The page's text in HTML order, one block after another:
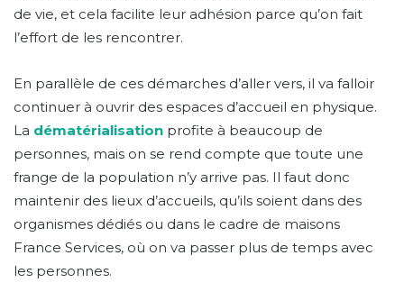
de vie, et cela facilite leur adhésion parce qu’on fait
l’effort de les rencontrer.
En parallèle de ces démarches d’aller vers, il va falloir
continuer à ouvrir des espaces d’accueil en physique.
La dématérialisation profite à beaucoup de
personnes, mais on se rend compte que toute une
frange de la population n’y arrive pas. Il faut donc
maintenir des lieux d’accueils, qu’ils soient dans des
organismes dédiés ou dans le cadre de maisons
France Services, où on va passer plus de temps avec
les personnes.